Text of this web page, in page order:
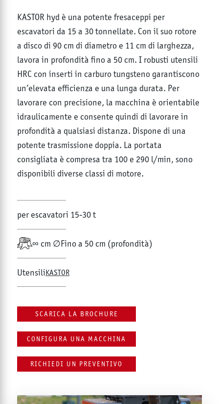
KASTOR hyd è una potente fresaceppi per
escavatori da 15 a 30 tonnellate. Con il suo rotore
a disco di 90 cm di diametro e 11 cm di larghezza,
lavora in profondità fino a 50 cm. I robusti utensili
HRC con inserti in carburo tungsteno garantiscono
un’elevata efficienza e una lunga durata. Per
lavorare con precisione, la macchina è orientabile
idraulicamente e consente quindi di lavorare in
profondità a qualsiasi distanza. Dispone di una
potente trasmissione doppia. La portata
consigliata è compresa tra 100 e 290 l/min, sono
disponibili diverse classi di motore.
per escavatori 15-30 t
∞ cm ∅Fino a 50 cm (profondità)
UtensiliKASTOR
SCARICA LA BROCHURE
CONFIGURA UNA MACCHINA